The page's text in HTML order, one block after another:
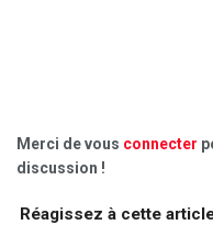
Merci de vous connecter
discussion !
Réagissez à cette